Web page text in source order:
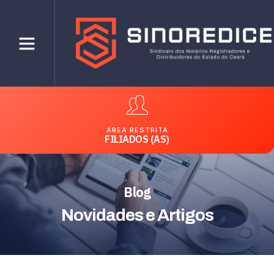
ÁREA RESTRITA
FILIADOS (AS)
Blog
Novidades e Artigos